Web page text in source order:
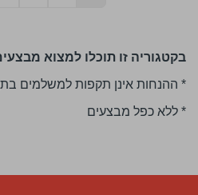
reading
page
בקטגוריה זו תוכלו למצוא
* ההנחות אינן תקפות למשלמים
* ללא כפל מבצעים